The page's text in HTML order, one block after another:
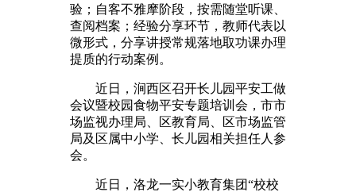
验；自客不雅摩阶段，按需随堂听课、
查阅档案；经验分享环节，教师代表以
微形式，分享讲授常规落地取功课办理
提质的行动案例。
近日，涧西区召开长儿园平安工做
会议暨校园食物平安专题培训会，市市
场监视办理局、区教育局、区市场监管
局及区属中小学、长儿园相关担任人参
会。
近日，洛龙一实小教育集团“校校